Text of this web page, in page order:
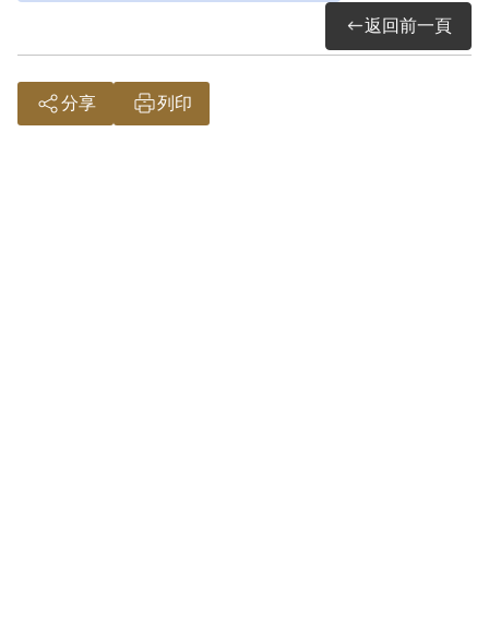
以資佐證，因此難認其有陰謀以非法之方
法顛覆政府情事，故認本案非有實據。
2019年5月經促轉會公告撤銷判決處分。
返回前一頁
分享 列印